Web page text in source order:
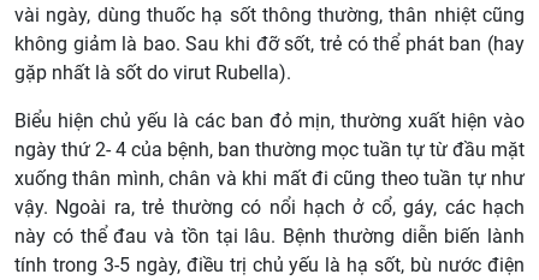
vài ngày, dùng thuốc hạ sốt thông thường, thân nhiệt cũng
không giảm là bao. Sau khi đỡ sốt, trẻ có thể phát ban (hay
gặp nhất là sốt do virut Rubella).
Biểu hiện chủ yếu là các ban đỏ mịn, thường xuất hiện vào
ngày thứ 2- 4 của bệnh, ban thường mọc tuần tự từ đầu mặt
xuống thân mình, chân và khi mất đi cũng theo tuần tự như
vậy. Ngoài ra, trẻ thường có nổi hạch ở cổ, gáy, các hạch
này có thể đau và tồn tại lâu. Bệnh thường diễn biến lành
tính trong 3-5 ngày, điều trị chủ yếu là hạ sốt, bù nước điện